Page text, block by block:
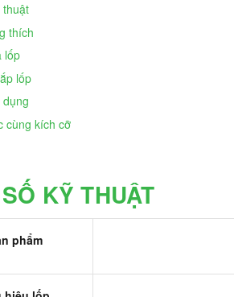
thuật
thích
lốp
lốp
cùng kích cỡ
KỸ THUẬT
phẩm